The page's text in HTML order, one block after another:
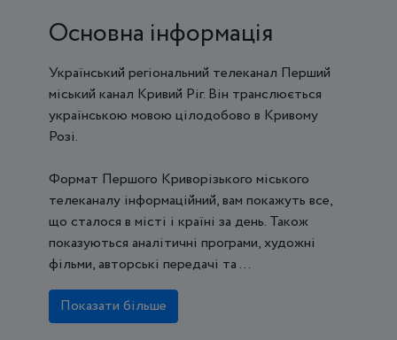
Основна інформація
Український регіональний телеканал Перший
міський канал Кривий Ріг. Він транслюється
українською мовою цілодобово в Кривому
Розі.
Формат Першого Криворізького міського
телеканалу інформаційний, вам покажуть все,
що сталося в місті і країні за день. Також
показуються аналітичні програми, художні
фільми, авторські передачі та ...
Показати більше